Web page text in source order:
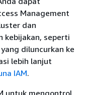
Management
dan
kebijakan, seperti
diluncurkan ke
lebih lanjut
IAM.
untuk mengontrol